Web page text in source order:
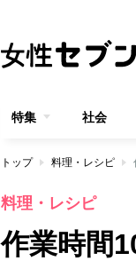
特集 社会
トップ 料理・レシピ
料理・レシピ
作業時間